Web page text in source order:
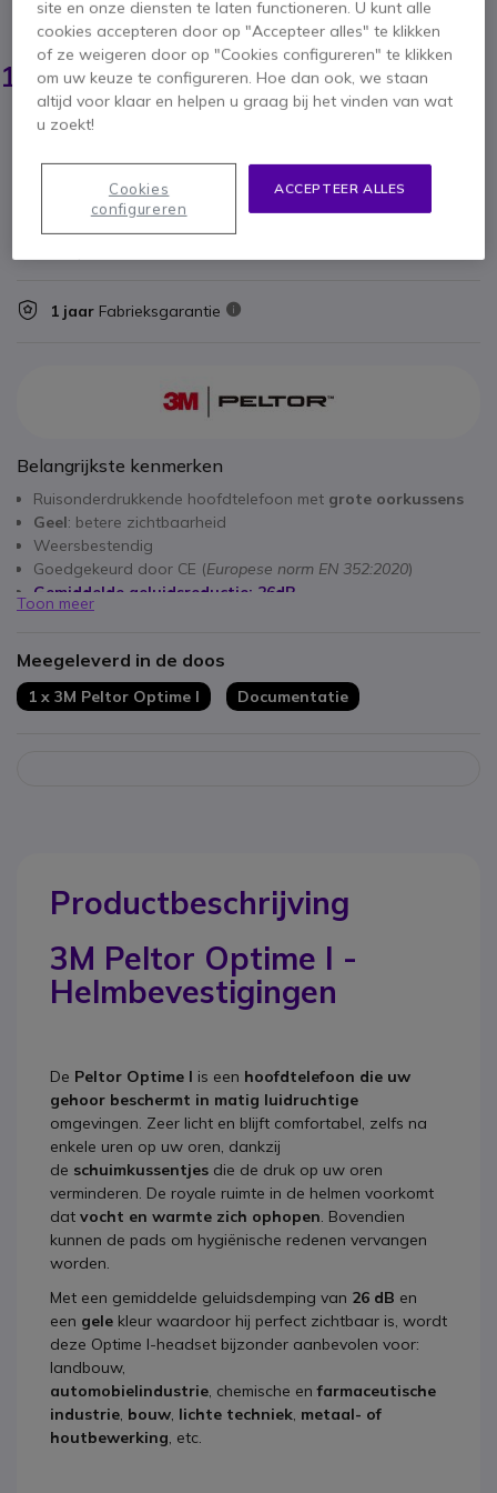
BESPAAR 4,00 €
23,95 €
19,95 € ex. BTW - 24,14 € incl. BTW
Aantal
OFFERTE BINNEN 4 UUR
1 jaar Fabrieksgarantie
Belangrijkste kenmerken
Ruisonderdrukkende hoofdtelefoon met grote oorkussens
Geel: betere zichtbaarheid
Weersbestendig
Goedgekeurd door CE (Europese norm EN 352:2020)
Gemiddelde geluidsreductie: 26dB
Toon meer
Meegeleverd in de doos
1 x 3M Peltor Optime I Documentatie
Productbeschrijving
3M Peltor Optime I -
Helmbevestigingen
De Peltor Optime I is een hoofdtelefoon die uw
gehoor beschermt in matig luidruchtige
omgevingen. Zeer licht en blijft comfortabel, zelfs na
enkele uren op uw oren, dankzij
de schuimkussentjes die de druk op uw oren
verminderen. De royale ruimte in de helmen voorkomt
dat vocht en warmte zich ophopen. Bovendien
kunnen de pads om hygiënische redenen vervangen
worden.
Met een gemiddelde geluidsdemping van 26 dB en
een gele kleur waardoor hij perfect zichtbaar is, wordt
deze Optime I-headset bijzonder aanbevolen voor:
landbouw,
automobielindustrie, chemische enfarmaceutische
industrie, bouw, lichte techniek, metaal- of
houtbewerking, etc.
site en onze diensten te laten functioneren. U kunt alle
cookies accepteren door op "Accepteer alles" te klikken
of ze weigeren door op "Cookies configureren" te klikken
om uw keuze te configureren. Hoe dan ook, we staan
altijd voor klaar en helpen u graag bij het vinden van wat
u zoekt!
ACCEPTEER ALLES
Cookies
configureren